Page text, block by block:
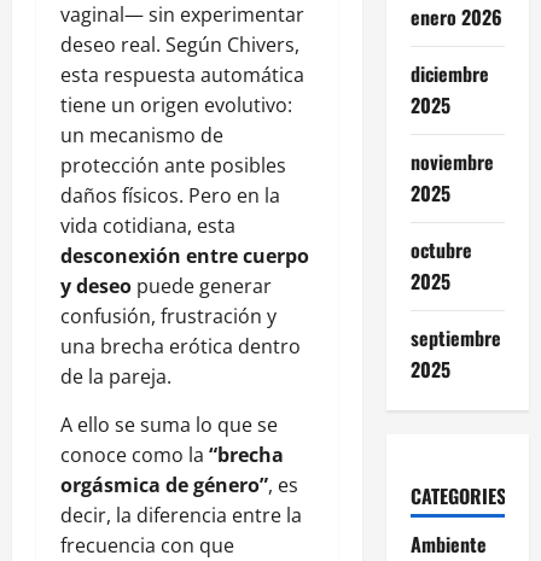
vaginal— sin experimentar
deseo real. Según Chivers,
esta respuesta automática
tiene un origen evolutivo:
un mecanismo de
protección ante posibles
daños físicos. Pero en la
vida cotidiana, esta
desconexión entre cuerpo
y deseo puede generar
confusión, frustración y
una brecha erótica dentro
de la pareja.
A ello se suma lo que se
conoce como la “brecha
orgásmica de género”, es
decir, la diferencia entre la
frecuencia con que
enero 2026
diciembre
2025
noviembre
2025
octubre
2025
septiembre
2025
CATEGORIES
Ambiente